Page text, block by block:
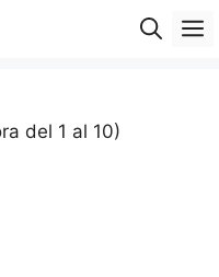
del 1 al 10)